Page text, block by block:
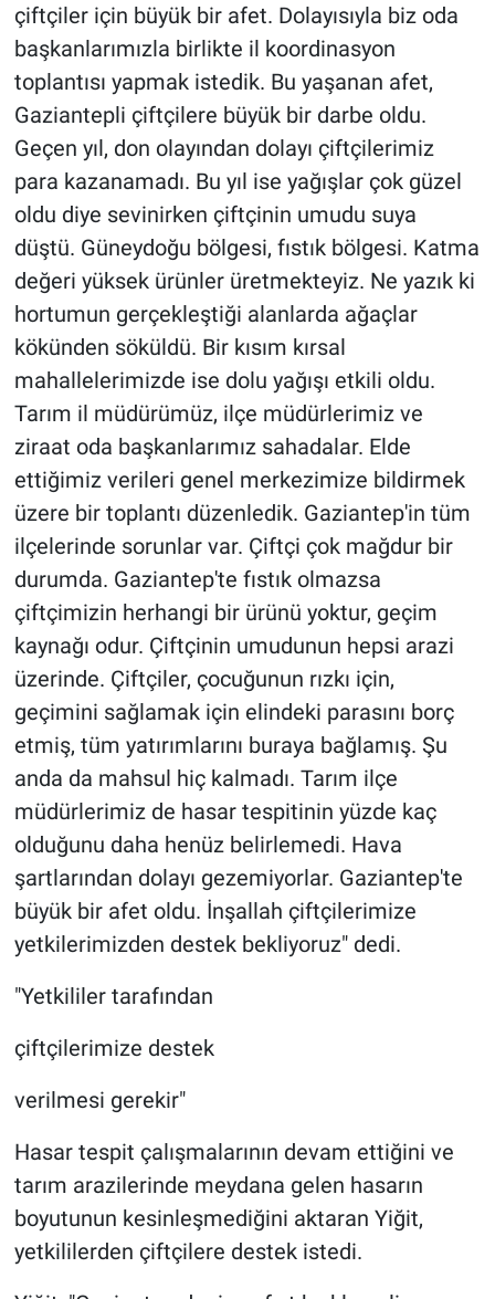
çiftçiler için büyük bir afet. Dolayısıyla biz oda
başkanlarımızla birlikte il koordinasyon
toplantısı yapmak istedik. Bu yaşanan afet,
Gaziantepli çiftçilere büyük bir darbe oldu.
Geçen yıl, don olayından dolayı çiftçilerimiz
para kazanamadı. Bu yıl ise yağışlar çok güzel
oldu diye sevinirken çiftçinin umudu suya
düştü. Güneydoğu bölgesi, fıstık bölgesi. Katma
değeri yüksek ürünler üretmekteyiz. Ne yazık ki
hortumun gerçekleştiği alanlarda ağaçlar
kökünden söküldü. Bir kısım kırsal
mahallelerimizde ise dolu yağışı etkili oldu.
Tarım il müdürümüz, ilçe müdürlerimiz ve
ziraat oda başkanlarımız sahadalar. Elde
ettiğimiz verileri genel merkezimize bildirmek
üzere bir toplantı düzenledik. Gaziantep'in tüm
ilçelerinde sorunlar var. Çiftçi çok mağdur bir
durumda. Gaziantep'te fıstık olmazsa
çiftçimizin herhangi bir ürünü yoktur, geçim
kaynağı odur. Çiftçinin umudunun hepsi arazi
üzerinde. Çiftçiler, çocuğunun rızkı için,
geçimini sağlamak için elindeki parasını borç
etmiş, tüm yatırımlarını buraya bağlamış. Şu
anda da mahsul hiç kalmadı. Tarım ilçe
müdürlerimiz de hasar tespitinin yüzde kaç
olduğunu daha henüz belirlemedi. Hava
şartlarından dolayı gezemiyorlar. Gaziantep'te
büyük bir afet oldu. İnşallah çiftçilerimize
yetkilerimizden destek bekliyoruz" dedi.
"Yetkililer tarafından
çiftçilerimize destek
verilmesi gerekir"
Hasar tespit çalışmalarının devam ettiğini ve
tarım arazilerinde meydana gelen hasarın
boyutunun kesinleşmediğini aktaran Yiğit,
yetkililerden çiftçilere destek istedi.